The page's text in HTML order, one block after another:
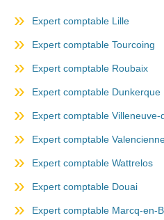
Expert comptable Lille
Expert comptable Tourcoing
Expert comptable Roubaix
Expert comptable Dunkerque
Expert comptable Villeneuve-
Expert comptable
Expert comptable Wattrelos
Expert comptable Douai
Expert comptable Marcq-en-